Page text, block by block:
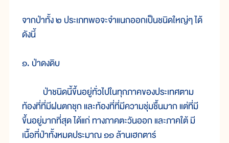
จากป่าทั้ง ๒ ประเภทพอจะจำแนกออกเป็นชนิดใหญ่ๆ ได้
ดังนี้
๑. ป่าดงดิบ
ป่าชนิดนี้ขึ้นอยู่ทั่วไปในทุกภาคของประเทศตาม
ท้องที่ที่มีฝนตกชุก และท้องที่ที่มีความชุ่มชื้นมาก แต่ที่มี
ขึ้นอยู่มากที่สุด ได้แก่ ทางภาคตะวันออก และภาคใต้ มี
เนื้อที่ป่าทั้งหมดประมาณ ๑๑ ล้านเฮกตาร์